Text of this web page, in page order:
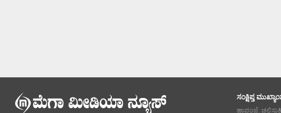
ಸಂಕ್ಷಿಪ್ತ
ಹಾವಂಜೆ: